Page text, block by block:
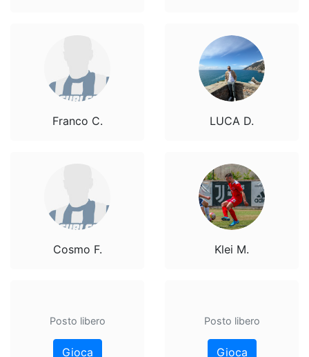
Franco C.
Cosmo F.
Posto libero
Gioca
LUCA D.
Klei M.
Posto libero
Gioca